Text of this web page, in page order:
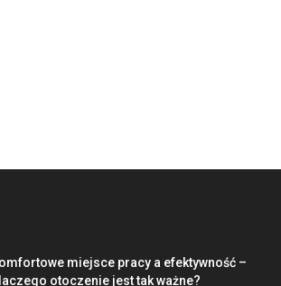
miejsce pracy a efektywność –
otoczenie jest tak ważne?